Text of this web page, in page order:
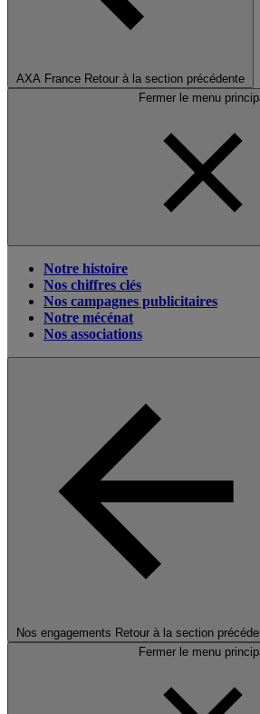
AXA France Retour à la section précédente
Fermer le menu
Notre histoire
Nos chiffres clés
Nos campagnes publicitaires
Notre mécénat
Nos associations
Nos engagements Retour à la section
Fermer le menu